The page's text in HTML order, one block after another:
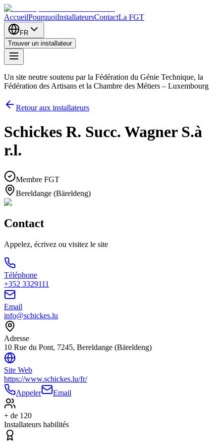
AccueilPourquoiInstallateursContactLa FGT
FR
Trouver un installateur
Un site neutre soutenu par la Fédération du Génie Technique, la
Fédération des Artisans et la Chambre des Métiers – Luxembourg
Retour aux installateurs
Schickes R. Succ. Wagner S.à
r.l.
Membre FGT
Bereldange (Bäreldeng)
Contact
Appelez, écrivez ou visitez le site
Téléphone
+352 3329111
Email
info@schickes.lu
Adresse
10 Rue du Pont, 7245, Bereldange (Bäreldeng)
Site Web
https://www.schickes.lu/fr/
Appeler
Email
+ de 120
Installateurs habilités